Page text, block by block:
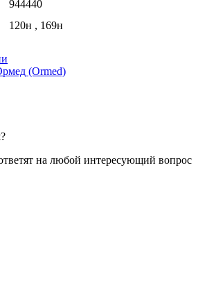
944440
120н , 169н
(Ormed)
на любой интересующий вопрос